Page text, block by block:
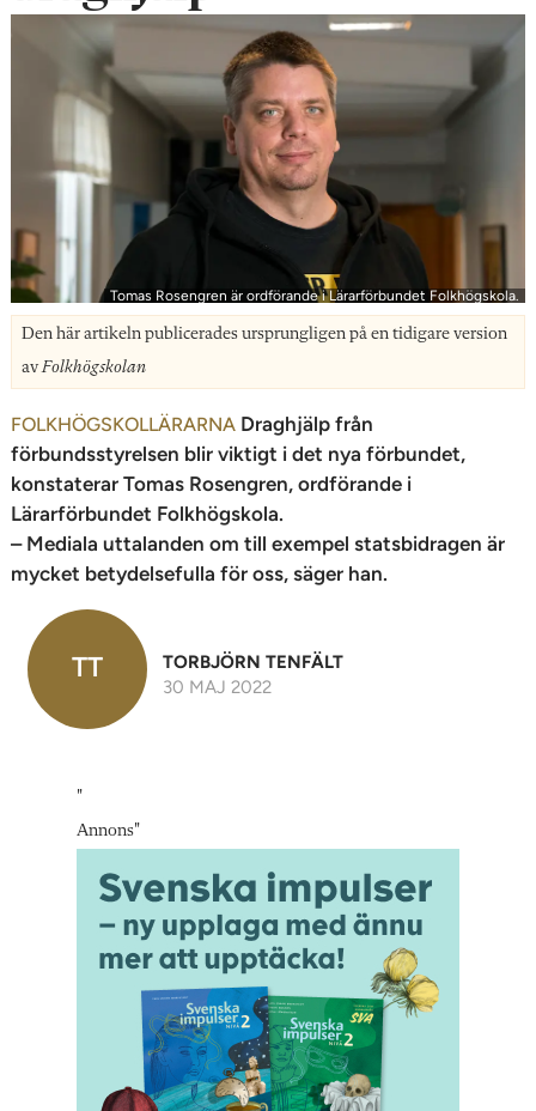
Tomas Rosengren är ordförande i Lärarförbundet Folkhögskola.
Den här artikeln publicerades ursprungligen på en tidigare version
avFolkhögskolan
FOLKHÖGSKOLLÄRARNA Draghjälp från
förbundsstyrelsen blir viktigt i det nya förbundet,
konstaterar Tomas Rosengren, ordförande i
Lärarförbundet Folkhögskola.
– Mediala uttalanden om till exempel statsbidragen är
mycket betydelsefulla för oss, säger han.
TT
TORBJÖRN TENFÄLT
30 MAJ 2022
"
Annons"